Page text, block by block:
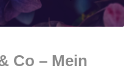
Co – Mein